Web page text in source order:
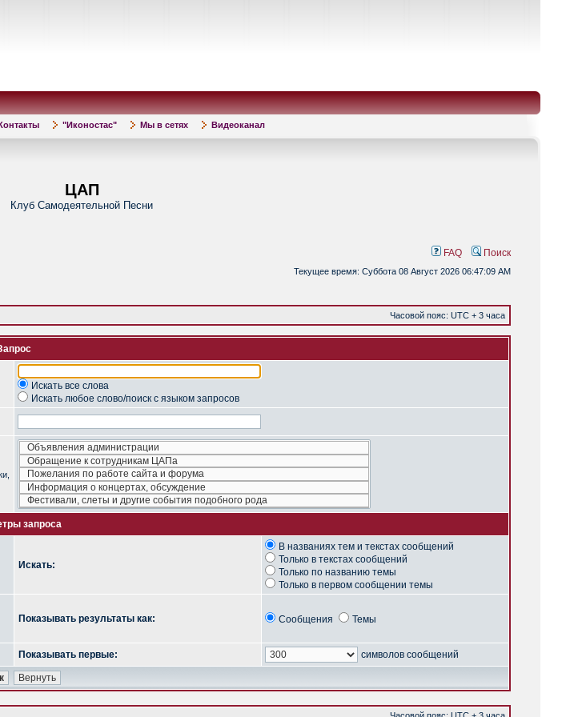
"Иконостас" Мы в сетях Видеоканал
ЦАП
Клуб Самодеятельной Песни
FAQ Поиск
Текущее время: Суббота 08 Август 2026 06:47:09 AM
Часовой пояс: UTC + 3 часа
Искать все слова
Искать любое слово/поиск с языком запросов
запроса
Искать:
В названиях тем и текстах сообщений
Только в текстах сообщений
Только по названию темы
Только в первом сообщении темы
Показывать результаты как: Сообщения Темы
Показывать первые: символов сообщений